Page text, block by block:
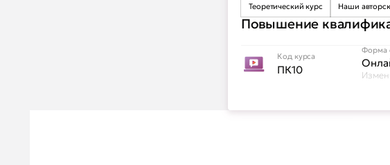
Теоретический курс Наши
Повышение
Код курса
ПК10
Форма